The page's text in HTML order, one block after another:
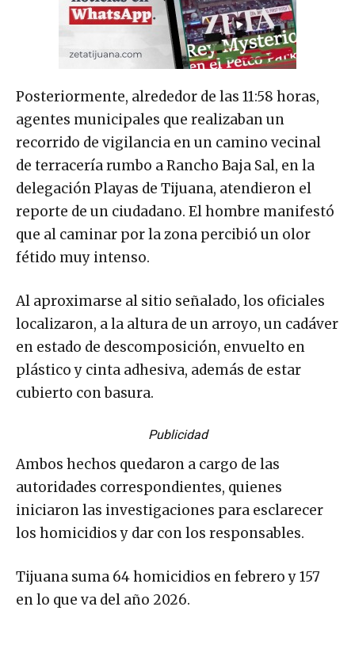
Posteriormente, alrededor de las 11:58 horas,
agentes municipales que realizaban un
recorrido de vigilancia en un camino vecinal
de terracería rumbo a Rancho Baja Sal, en la
delegación Playas de Tijuana, atendieron el
reporte de un ciudadano. El hombre manifestó
que al caminar por la zona percibió un olor
fétido muy intenso.
Al aproximarse al sitio señalado, los oficiales
localizaron, a la altura de un arroyo, un cadáver
en estado de descomposición, envuelto en
plástico y cinta adhesiva, además de estar
cubierto con basura.
Publicidad
Ambos hechos quedaron a cargo de las
autoridades correspondientes, quienes
iniciaron las investigaciones para esclarecer
los homicidios y dar con los responsables.
Tijuana suma 64 homicidios en febrero y 157
en lo que va del año 2026.